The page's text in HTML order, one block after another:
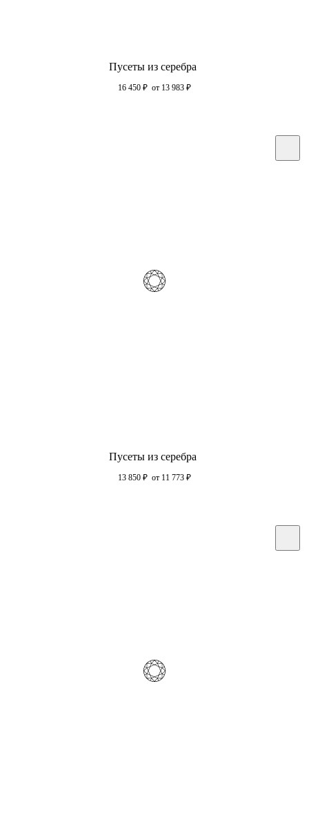
Пусеты из серебра
16 450 ₽ от 13 983 ₽
Пусеты из серебра
13 850 ₽ от 11 773 ₽